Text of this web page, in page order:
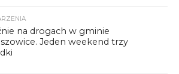
na drogach w gminie
Jeden weekend trzy